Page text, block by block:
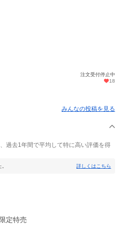
注文受付停止中
18
みんなの投稿を見る
過去1年間で平均して特に高い評価を得
詳しくはこちら
定特売